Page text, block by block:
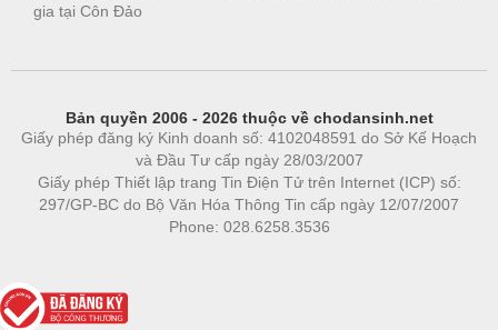
gia tại Côn Đảo
Bản quyền 2006 - 2026 thuộc về chodansinh.net
Giấy phép đăng ký Kinh doanh số: 4102048591 do Sở Kế Hoạch
và Đầu Tư cấp ngày 28/03/2007
Giấy phép Thiết lập trang Tin Điện Tử trên Internet (ICP) số:
297/GP-BC do Bộ Văn Hóa Thông Tin cấp ngày 12/07/2007
Phone: 028.6258.3536